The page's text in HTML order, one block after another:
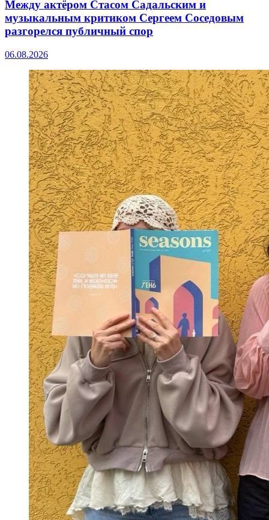
Между актёром Стасом Садальским и
музыкальным критиком Сергеем Соседовым
разгорелся публичный спор
06.08.2026